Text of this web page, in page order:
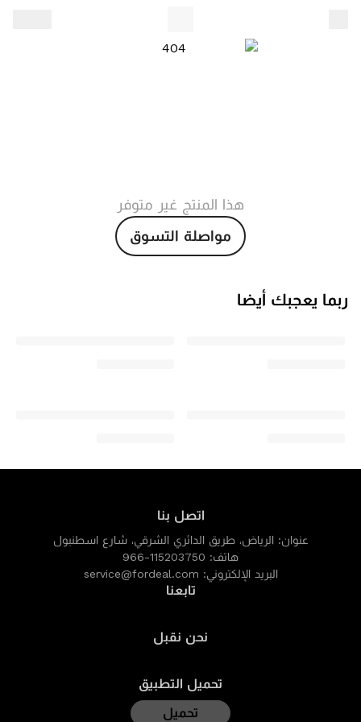
هذا المنتج غير متوفر
مواصلة التسوق
ربما يعجبك أيضا
اتصل بنا
عنوان: الرياض، طريق الدائري الشرقي، شارع اسطنبول
هاتف: 966-115203750
البريد الإلكتروني: service@fordeal.com
تابعنا
نحن نقبل
تحميل التطبيق
تحميل